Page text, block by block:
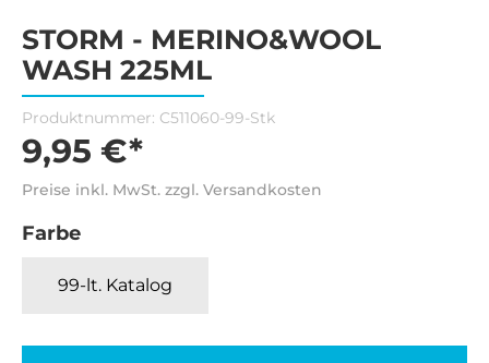
STORM - MERINO&WOOL
WASH 225ML
Produktnummer: C511060-99-Stk
9,95 €*
Preise inkl. MwSt. zzgl. Versandkosten
Farbe
99-lt. Katalog